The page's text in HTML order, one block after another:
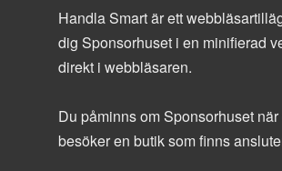
Handla Smart är ett
dig Sponsorhuset i en minifierad
direkt i webbläsaren.
Du påminns om Sponsorhuset när
besöker en butik som finns